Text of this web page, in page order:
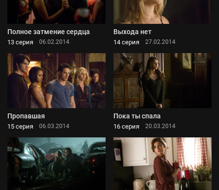
Полное затмение сердца
13 серия 06.02.2014
Выхода нет
14 серия 27.02.2014
Пропавшая
15 серия 06.03.2014
Пока ты спала
16 серия 20.03.2014